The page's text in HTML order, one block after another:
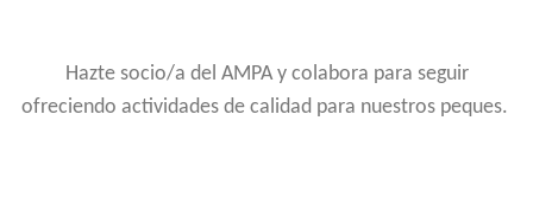
Hazte socio/a del AMPA y colabora para seguir
ofreciendo actividades de calidad para nuestros peques.